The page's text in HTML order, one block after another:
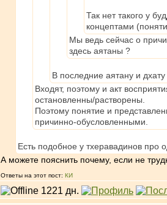
Так нет такого у
концептами
Мы ведь сейчас о
здесь аятаны ?
В последние аятану и
Входят, поэтому и акт
остановленны/растворены.
Поэтому понятие и
причинно-обусловленными.
Есть подобное у тхеравадинов про
А можете пояснить почему, если не
Ответы на этот пост: КИ